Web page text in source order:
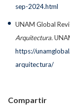
sep-2024.html
UNAM Global
Arquitectura.
https://
arquitectura/
Compartir